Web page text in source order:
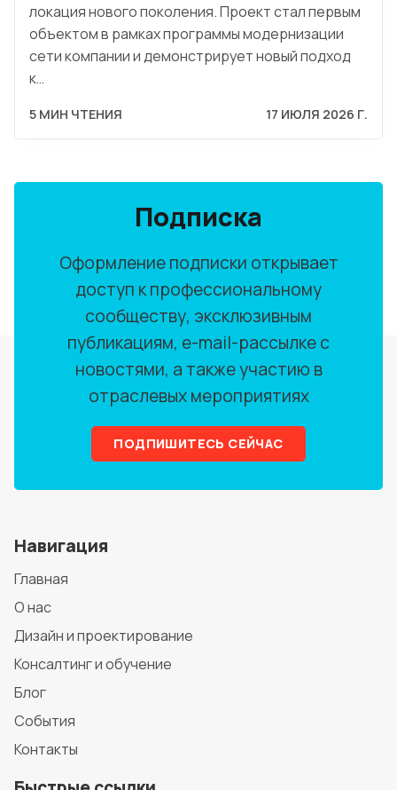
локация нового поколения. Проект стал первым
объектом в рамках программы модернизации
сети компании и демонстрирует новый подход
к…
5 МИН ЧТЕНИЯ 17 ИЮЛЯ 2026 Г.
Подписка
Оформление подписки открывает
доступ к профессиональному
сообществу, эксклюзивным
публикациям, e-mail-рассылке с
новостями, а также участию в
отраслевых мероприятиях
ПОДПИШИТЕСЬ СЕЙЧАС
Навигация
Главная
О нас
Дизайн и проектирование
Консалтинг и обучение
Блог
События
Контакты